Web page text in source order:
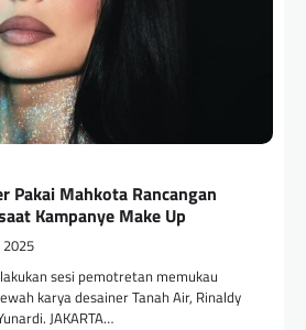
Pakai Mahkota Rancangan
Kampanye Make Up
sesi pemotretan memukau
karya desainer Tanah Air, Rinaldy
JAKARTA…